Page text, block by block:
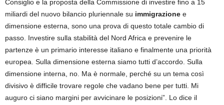
Consiglio e la proposta della Commissione di investire fino a 15
miliardi del nuovo bilancio pluriennale su immigrazione e
dimensione esterna, sono una prova di questo totale cambio di
passo. Investire sulla stabilità del Nord Africa e prevenire le
partenze è un primario interesse italiano e finalmente una priorità
europea. Sulla dimensione esterna siamo tutti d’accordo. Sulla
dimensione interna, no. Ma è normale, perché su un tema così
divisivo è difficile trovare regole che vadano bene per tutti. Mi
auguro ci siano margini per avvicinare le posizioni”. Lo dice il